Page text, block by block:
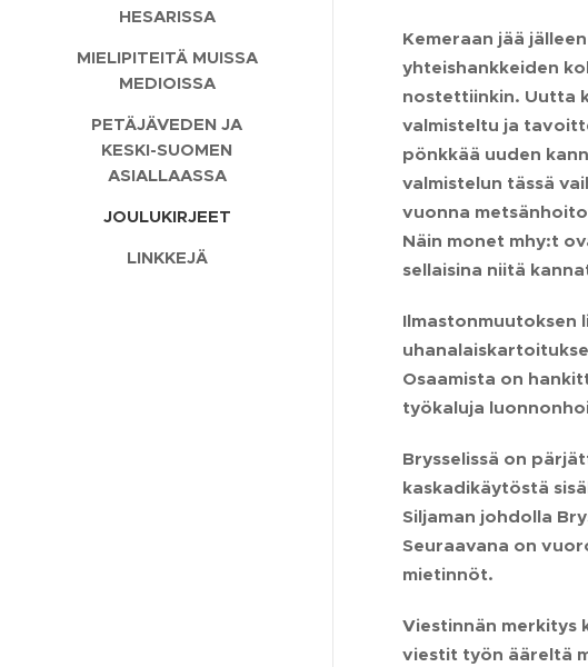
HESARISSA
MIELIPITEITÄ MUISSA
MEDIOISSA
PETÄJÄVEDEN JA
KESKI-SUOMEN
ASIALLAASSA
JOULUKIRJEET
LINKKEJÄ
Kemeraan jää
yhteishankkeiden
nostettiinkin. Uutta
valmisteltu ja
pönkkää uuden
valmistelun tässä
vuonna
Näin monet mhy:t
sellaisina niitä
Ilmastonmuutoksen
Osaamista on
työkaluja
Brysselissä on
kaskadikäytöstä
Siljaman johdolla
Seuraavana on
mietinnöt.
Viestinnän merkitys
viestit työn ääreltä